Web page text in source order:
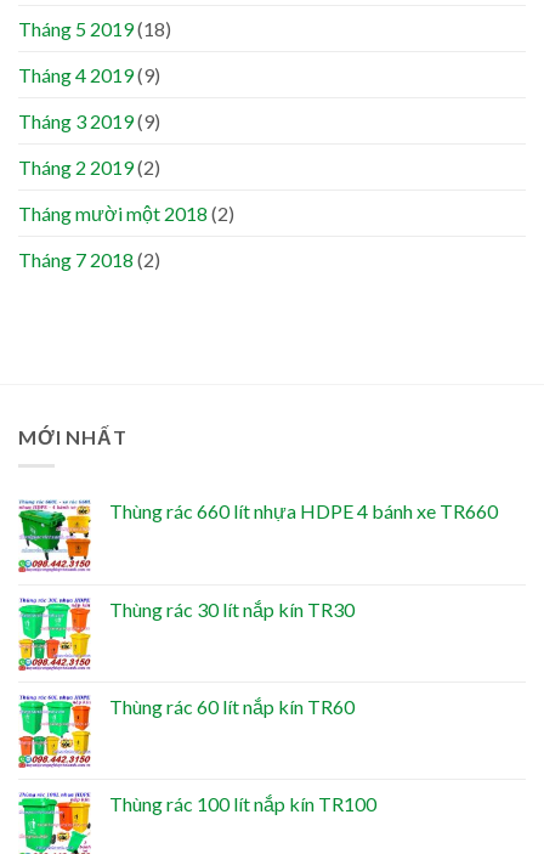
Tháng 5 2019(18)
Tháng 4 2019(9)
Tháng 3 2019(9)
Tháng 2 2019(2)
Tháng mười một 2018 (2)
Tháng 7 2018 (2)
MỚI NHẤT
Thùng rác 660 lít nhựa HDPE 4 bánh xe TR660
Thùng rác 30 lít nắp kín TR30
Thùng rác 60 lít nắp kín TR60
Thùng rác 100 lít nắp kín TR100